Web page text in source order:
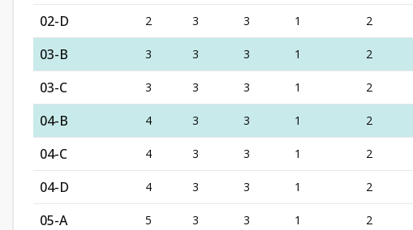
02-D 2 3 3 1 2
03-B 3 3 3 1 2
03-C 3 3 3 1 2
04-B 4 3 3 1 2
04-C 4 3 3 1 2
04-D 4 3 3 1 2
05-A 5 3 3 1 2